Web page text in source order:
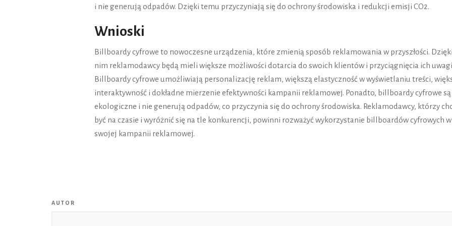
i nie generują odpadów. Dzięki temu przyczyniają się do ochrony środowiska i redukcji emisji CO2.
Wnioski
Billboardy cyfrowe to nowoczesne urządzenia, które zmienią sposób reklamowania w przyszłości. Dzięki
nim reklamodawcy będą mieli większe możliwości dotarcia do swoich klientów i przyciągnięcia ich
Billboardy cyfrowe umożliwiają personalizację reklam, większą elastyczność w wyświetlaniu treści,
interaktywność i dokładne mierzenie efektywności kampanii reklamowej. Ponadto, billboardy cyfrowe są
ekologiczne i nie generują odpadów, co przyczynia się do ochrony środowiska. Reklamodawcy, którzy
być na czasie i wyróżnić się na tle konkurencji, powinni rozważyć wykorzystanie billboardów cyfrowych w
swojej kampanii reklamowej.
AUTOR